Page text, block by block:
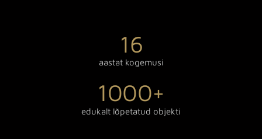
aastat kogemusi
16
edukalt lõpetatud objekti
1000+